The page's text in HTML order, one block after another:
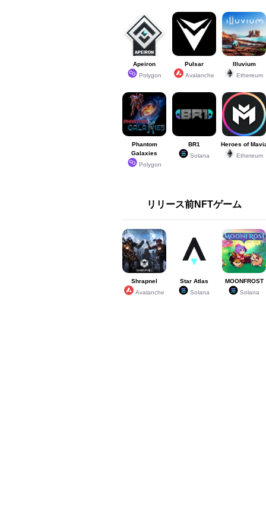
Apeiron
Polygon
Pulsar
Avalanche
Illuvium
Ethereum
Phantom
Galaxies
Polygon
BR1
Solana
Heroes of
Ethereum
リリース前NFTゲーム
Shrapnel
Avalanche
Star Atlas
Solana
MOONFROST
Solana